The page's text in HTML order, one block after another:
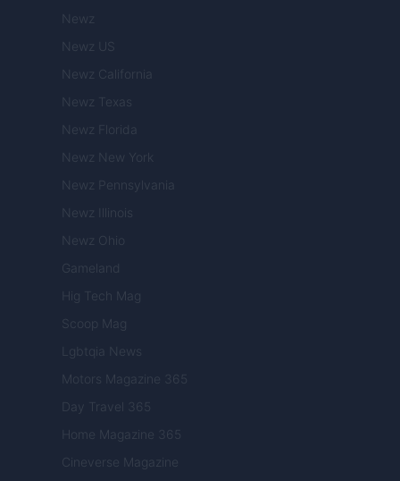
Newz
Newz US
Newz California
Newz Texas
Newz Florida
Newz New York
Newz Pennsylvania
Newz Illinois
Newz Ohio
Gameland
Hig Tech Mag
Scoop Mag
Lgbtqia News
Motors Magazine 365
Day Travel 365
Home Magazine 365
Cineverse Magazine